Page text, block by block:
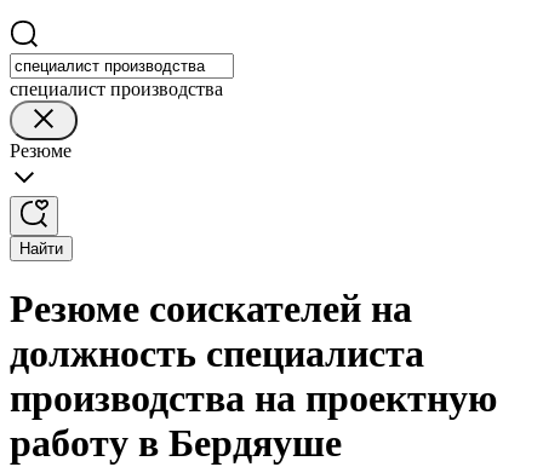
специалист производства
Резюме
Найти
Резюме соискателей на
должность специалиста
производства на проектную
работу в Бердяуше